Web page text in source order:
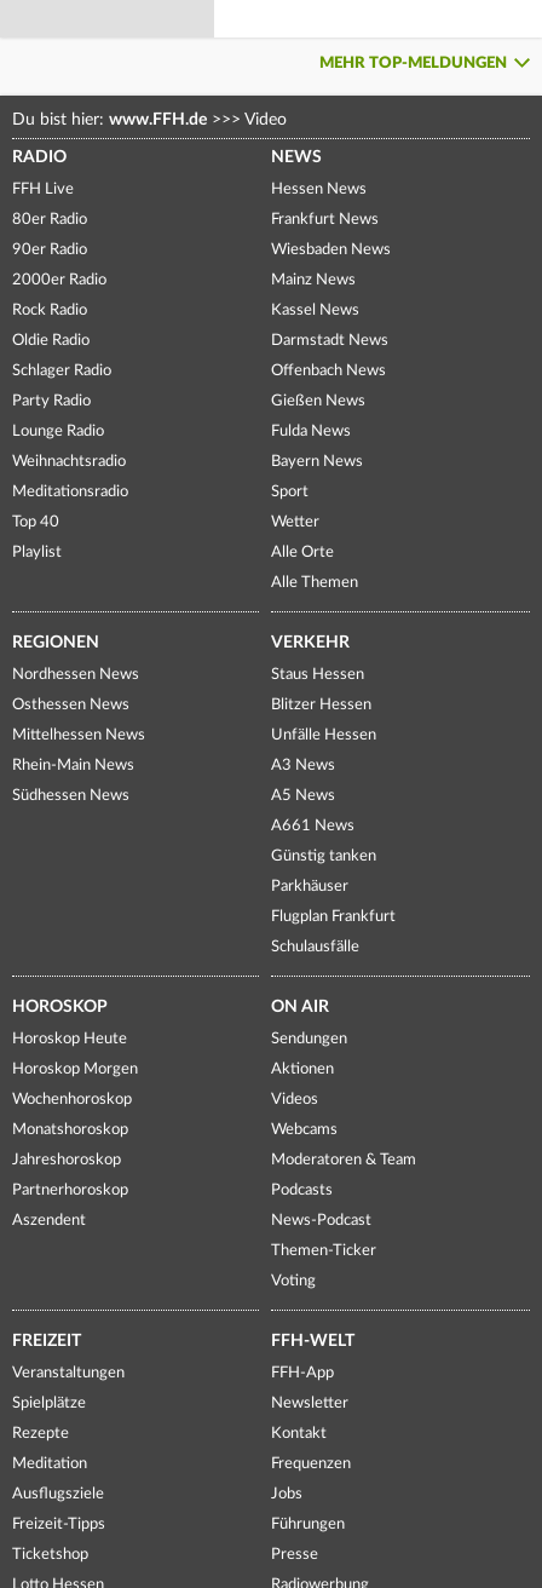
MEHR TOP-MELDUNGEN
Du bist hier: www.FFH.de >>> Video
RADIO
FFH Live
80er Radio
90er Radio
2000er Radio
Rock Radio
Oldie Radio
Schlager Radio
Party Radio
Lounge Radio
Weihnachtsradio
Meditationsradio
Top 40
Playlist
NEWS
Hessen News
Frankfurt News
Wiesbaden News
Mainz News
Kassel News
Darmstadt News
Offenbach News
Gießen News
Fulda News
Bayern News
Sport
Wetter
Alle Orte
Alle Themen
REGIONEN
Nordhessen News
Osthessen News
Mittelhessen News
Rhein-Main News
Südhessen News
VERKEHR
Staus Hessen
Blitzer Hessen
Unfälle Hessen
A3 News
A5 News
A661 News
Günstig tanken
Parkhäuser
Flugplan Frankfurt
Schulausfälle
HOROSKOP
Horoskop Heute
Horoskop Morgen
Wochenhoroskop
Monatshoroskop
Jahreshoroskop
Partnerhoroskop
Aszendent
ON AIR
Sendungen
Aktionen
Videos
Webcams
Moderatoren & Team
Podcasts
News-Podcast
Themen-Ticker
Voting
FREIZEIT
Veranstaltungen
Spielplätze
Rezepte
Meditation
Ausflugsziele
Freizeit-Tipps
Ticketshop
Lotto Hessen
FFH-WELT
FFH-App
Newsletter
Kontakt
Frequenzen
Jobs
Führungen
Presse
Radiowerbung